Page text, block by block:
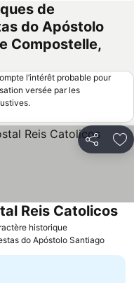
de
do Apóstolo
Compostelle,
l’intérêt probable pour
versée par les
Partager
historiqueConsulter
Reis Catolicos
do Apóstolo Santiago